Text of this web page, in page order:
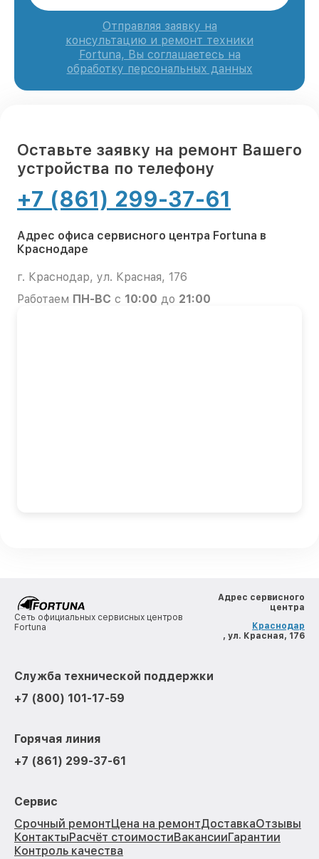
Отправляя заявку на
консультацию и ремонт техники
Fortuna, Вы соглашаетесь на
обработку персональных данных
Оставьте заявку на ремонт Вашего
устройства по телефону
+7 (861) 299-37-61
Адрес офиса сервисного центра Fortuna в
Краснодаре
г. Краснодар, ул. Красная, 176
Работаем ПН-ВС с 10:00 до 21:00
Сеть официальных сервисных центров
Fortuna
Адрес сервисного
центра
Краснодар
, ул. Красная, 176
Служба технической поддержки
+7 (800) 101-17-59
Горячая линия
+7 (861) 299-37-61
Сервис
Срочный ремонтЦена на ремонтДоставкаОтзывы
КонтактыРасчёт стоимостиВакансииГарантии
Контроль качества